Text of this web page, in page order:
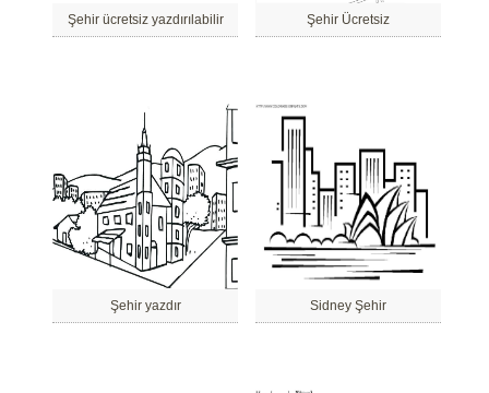
Şehir ücretsiz yazdırılabilir Şehir Ücretsiz
Şehir yazdır Sidney Şehir